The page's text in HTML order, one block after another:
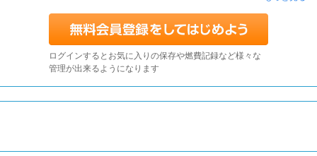
ログインするとお気に入りの保存や燃費記録など様々な
管理が出来るようになります